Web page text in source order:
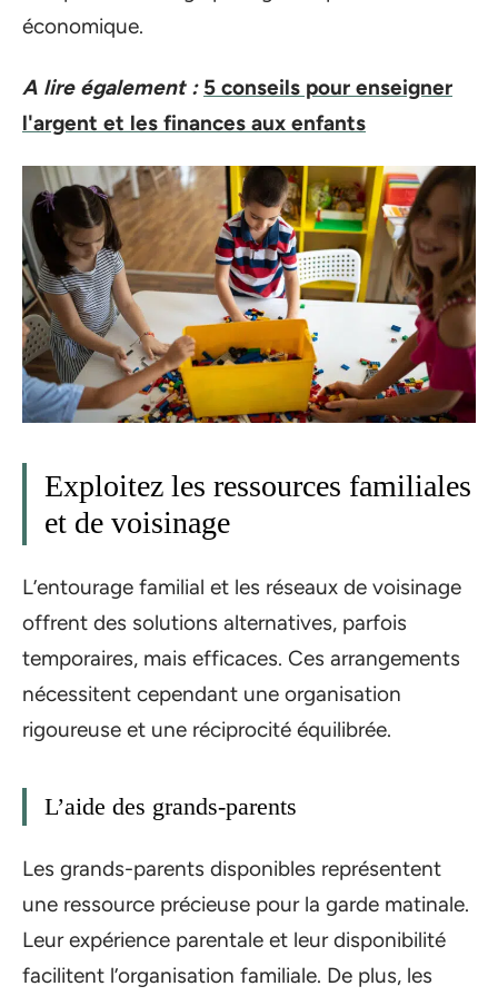
économique.
A lire également : 5 conseils pour enseigner
l'argent et les finances aux enfants
Exploitez les ressources familiales
et de voisinage
L’entourage familial et les réseaux de voisinage
offrent des solutions alternatives, parfois
temporaires, mais efficaces. Ces arrangements
nécessitent cependant une organisation
rigoureuse et une réciprocité équilibrée.
L’aide des grands-parents
Les grands-parents disponibles représentent
une ressource précieuse pour la garde matinale.
Leur expérience parentale et leur disponibilité
facilitent l’organisation familiale. De plus, les